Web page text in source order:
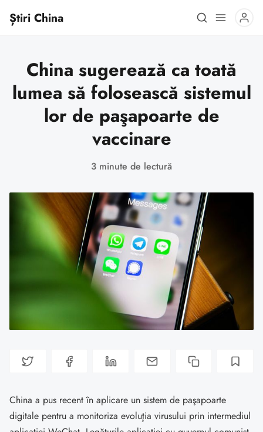
Știri China
China sugerează ca toată
lumea să folosească sistemul
lor de paşapoarte de
vaccinare
3 minute de lectură
China a pus recent în aplicare un sistem de paşapoarte
digitale pentru a monitoriza evoluţia virusului prin intermediul